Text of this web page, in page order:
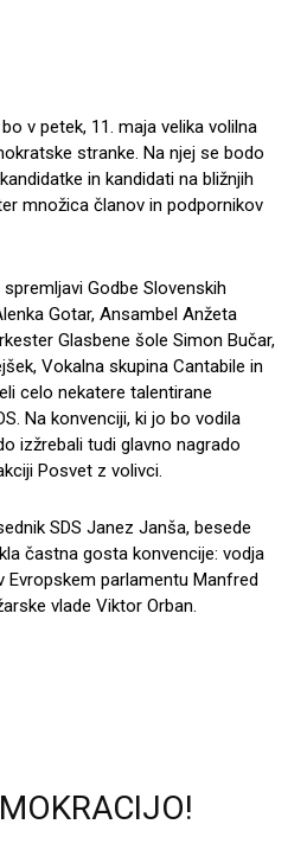
v petek, 11. maja velika volilna
stranke. Na njej se bodo
in kandidati na bližnjih
množica članov in podpornikov
Godbe Slovenskih
Gotar, Ansambel Anžeta
Glasbene šole Simon Bučar,
Vokalna skupina Cantabile in
celo nekatere talentirane
Na konvenciji, ki jo bo vodila
izžrebali tudi glavno nagrado
Posvet z volivci.
SDS Janez Janša, besede
častna gosta konvencije: vodja
Evropskem parlamentu Manfred
vlade Viktor Orban.